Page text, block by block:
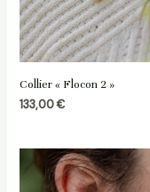
Collier « Flocon 2 »
133,00€